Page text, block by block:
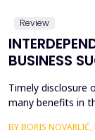
обим, генеришу
Review
BUSINESS
Timely disclosure
many benefits in
corporate
BY BORIS